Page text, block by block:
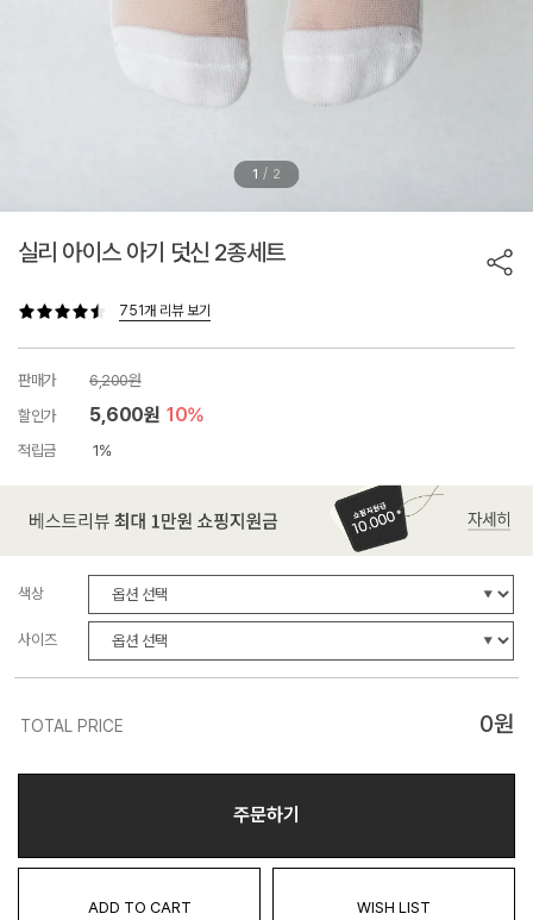
1 / 2
실리 아이스 아기 덧신 2종세트
751개 리뷰 보기
판매가
6,200원
할인가
5,600원 10%
적립금 1%
색상
사이즈
TOTAL PRICE 0원
주문하기
ADD TO CART WISH LIST